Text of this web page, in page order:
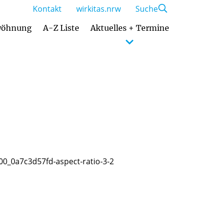
A-Z Liste Aktuelles + Termine
Kontakt wirkitas.nrw Suche